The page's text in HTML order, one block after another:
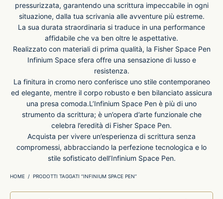
pressurizzata, garantendo una scrittura impeccabile in ogni
situazione, dalla tua scrivania alle avventure più estreme.
La sua durata straordinaria si traduce in una performance
affidabile che va ben oltre le aspettative.
Realizzato con materiali di prima qualità, la Fisher Space Pen
Infinium Space sfera offre una sensazione di lusso e
resistenza.
La finitura in cromo nero conferisce uno stile contemporaneo
ed elegante, mentre il corpo robusto e ben bilanciato assicura
una presa comoda.L’Infinium Space Pen è più di uno
strumento da scrittura; è un’opera d’arte funzionale che
celebra l’eredità di Fisher Space Pen.
Acquista per vivere un’esperienza di scrittura senza
compromessi, abbracciando la perfezione tecnologica e lo
stile sofisticato dell’Infinium Space Pen.
HOME / PRODOTTI TAGGATI “INFINIUM SPACE PEN”
Astronaut Space Pen
Space Pen
pressurizzato
Castell
Penne Roller